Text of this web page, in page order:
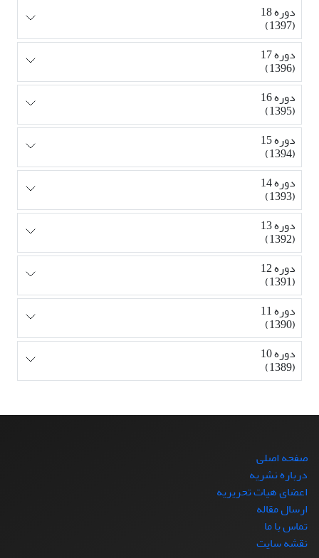
دوره 18
(1397)
دوره 17
(1396)
دوره 16
(1395)
دوره 15
(1394)
دوره 14
(1393)
دوره 13
(1392)
دوره 12
(1391)
دوره 11
(1390)
دوره 10
(1389)
صفحه اصلی
درباره نشریه
اعضای هیات تحریریه
ارسال مقاله
تماس با ما
نقشه سایت